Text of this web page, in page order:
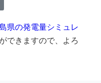
県の発電量シミュレ
できますので、よろ